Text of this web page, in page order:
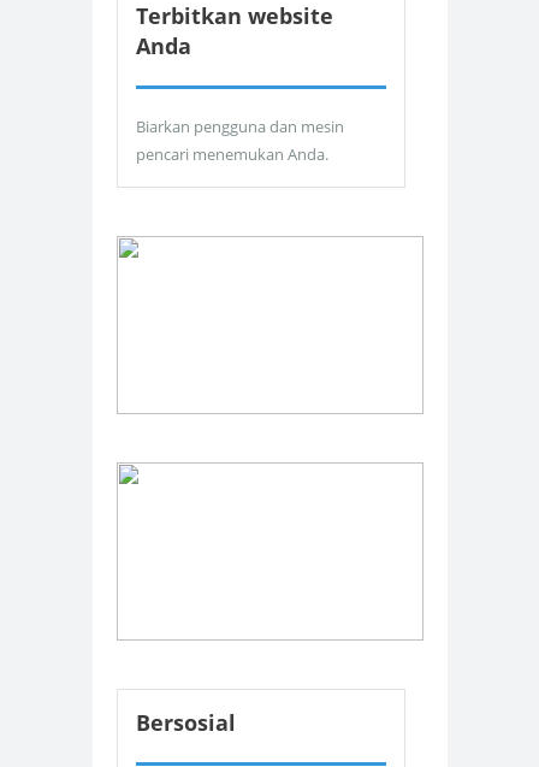
Terbitkan website
Anda
Biarkan pengguna dan mesin
pencari menemukan Anda.
Bersosial